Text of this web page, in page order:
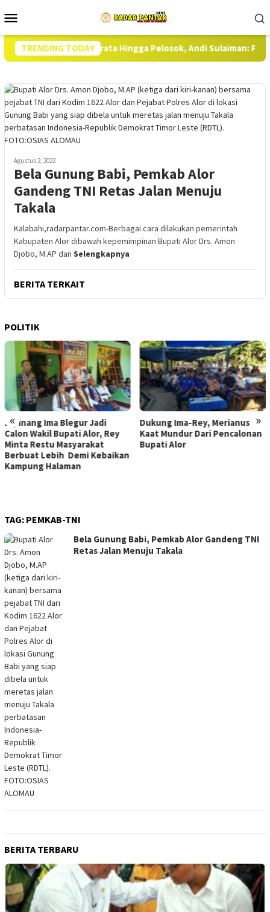
ke
Mobile
TRENDING TODAY
Harus Merata Hingga Pelosok, Andi Sulaiman: Polisi Tindak
Agustus 2, 2022
Bela Gunung Babi, Pemkab Alor
Gandeng TNI Retas Jalan Menuju
Takala
Kalabahi,radarpantar.com-Berbagai cara dilakukan pemerintah
Kabupaten Alor dibawah kepemimpinan Bupati Alor Drs. Amon
Djobo, M.AP dan Selengkapnya
BERITA TERKAIT
POLITIK
« »
Dukung Ima-Rey, Merianus
Kaat Mundur Dari Pencalonan
Bupati Alor
MK Hapus Ambang Batas
Parlemen 4 Persen, Berlaku
Mulai 2029
TAG: PEMKAB-TNI
Bela Gunung Babi, Pemkab Alor Gandeng TNI
Retas Jalan Menuju Takala
BERITA TERBARU